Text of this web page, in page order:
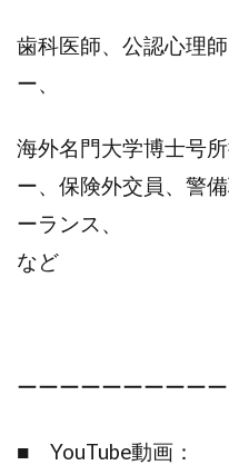
歯科医師、公認心理
ー、
海外名門大学博士号
ー、保険外交員、警
ーランス、
など
ーーーーーーーーーー
■ YouTube動画：